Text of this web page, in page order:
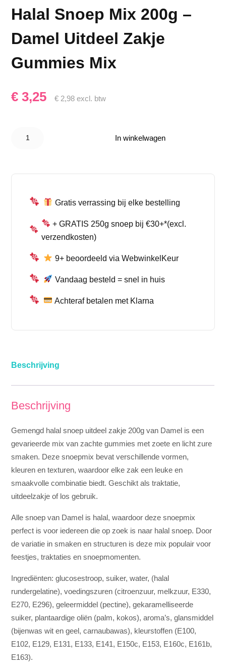
Halal Snoep Mix 200g –
Damel Uitdeel Zakje
Gummies Mix
€ 3,25 € 2,98 excl. btw
Snoep
Gummies
In winkelwagen
Gratis verrassing bij elke bestelling
+ GRATIS 250g snoep bij €30+*(excl.
verzendkosten)
9+ beoordeeld via WebwinkelKeur
Vandaag besteld = snel in huis
Achteraf betalen met Klarna
Beschrijving
Beschrijving
Gemengd halal snoep uitdeel zakje 200g van Damel is een
gevarieerde mix van zachte gummies met zoete en licht zure
smaken. Deze snoepmix bevat verschillende vormen,
kleuren en texturen, waardoor elke zak een leuke en
smaakvolle combinatie biedt. Geschikt als traktatie,
uitdeelzakje of los gebruik.
Alle snoep van Damel is halal, waardoor deze snoepmix
perfect is voor iedereen die op zoek is naar halal snoep. Door
de variatie in smaken en structuren is deze mix populair voor
feestjes, traktaties en snoepmomenten.
Ingrediënten: glucosestroop, suiker, water, (halal
rundergelatine), voedingszuren (citroenzuur, melkzuur, E330,
E270, E296), geleermiddel (pectine), gekaramelliseerde
suiker, plantaardige oliën (palm, kokos), aroma’s, glansmiddel
(bijenwas wit en geel, carnaubawas), kleurstoffen (E100,
E102, E129, E131, E133, E141, E150c, E153, E160c, E161b,
E163).